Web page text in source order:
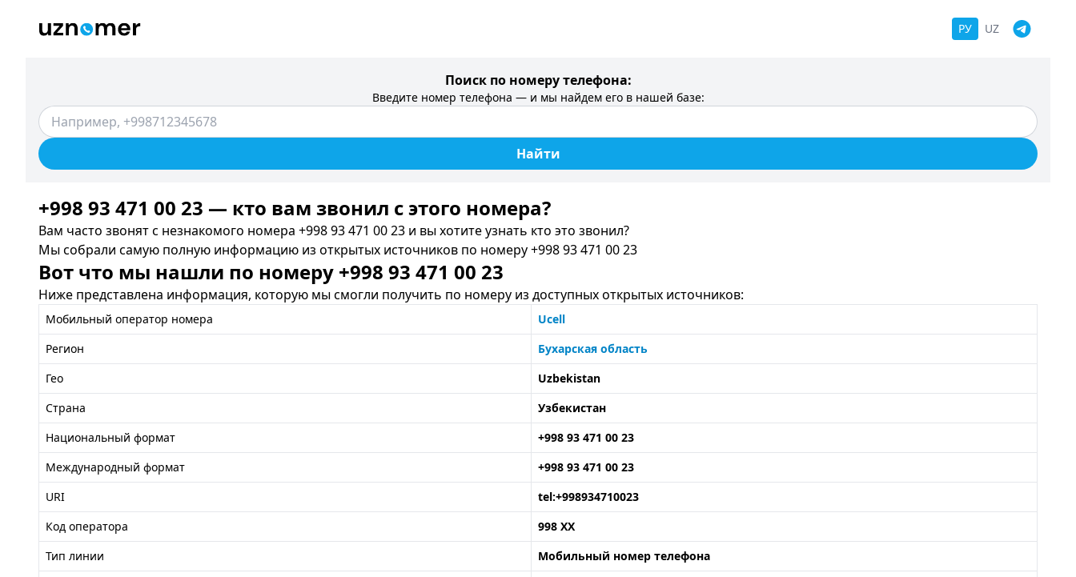
РУ UZ
Поиск по номеру телефона:
Введите номер телефона — и мы найдем его в нашей базе:
Найти
+998 93 471 00 23 — кто вам звонил c этого номера?
Вам часто звонят с незнакомого номера +998 93 471 00 23 и вы хотите узнать кто это звонил?
Мы собрали самую полную информацию из открытых источников по номеру +998 93 471 00 23
Вот что мы нашли по номеру +998 93 471 00 23
Ниже представлена информация, которую мы смогли получить по номеру из доступных открытых источников:
Мобильный оператор номера
Ucell
Регион
Бухарская область
Гео
Uzbekistan
Страна
Узбекистан
Национальный формат
+998 93 471 00 23
Международный формат
+998 93 471 00 23
URI
tel:+998934710023
Код оператора
998 XX
Тип линии
Мобильный номер телефона